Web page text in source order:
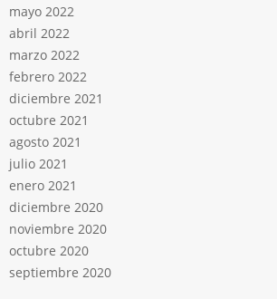
mayo 2022
abril 2022
marzo 2022
febrero 2022
diciembre 2021
octubre 2021
agosto 2021
julio 2021
enero 2021
diciembre 2020
noviembre 2020
octubre 2020
septiembre 2020